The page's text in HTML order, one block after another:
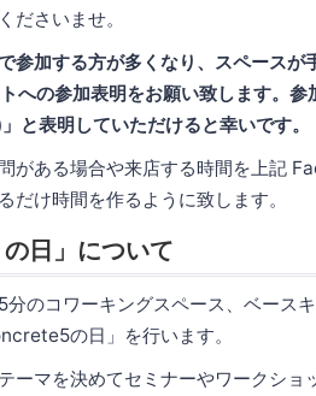
ださいませ。
参加する方が多くなり、スペースが
への参加表明をお願い致します。
表明していただけると幸いです。
がある場合や来店する時間を上記
だけ時間を作るように致します。
日」について
分のコワーキングスペース、ベース
の日」を行います。
ーマを決めてセミナーやワークシ